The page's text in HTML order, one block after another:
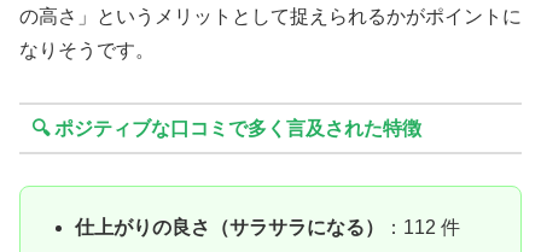
の高さ」というメリットとして捉えられるかがポイントに
なりそうです。
🔍 ポジティブな口コミで多く言及された特徴
仕上がりの良さ（サラサラになる）
：112 件